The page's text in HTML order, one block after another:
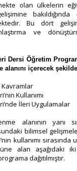
olan ülkelerin
Bu dört
ve
Dersi Öğretim
alanını içerecek
Kavramlar
Kullanımı
İleri Uygulamalar
alanının yanı
bilimsel
kullanımı
alan aşağıdaki
dağıtılmıştır.